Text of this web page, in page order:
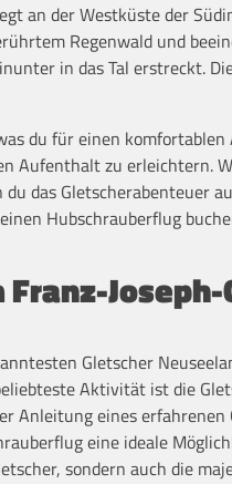
an der Westküste der
Regenwald und
in das Tal erstreckt.
du für einen
Aufenthalt zu erleichtern.
du das
Hubschrauberflug
Gletscher
Aktivität ist die
Anleitung eines
eine ideale
sondern auch die